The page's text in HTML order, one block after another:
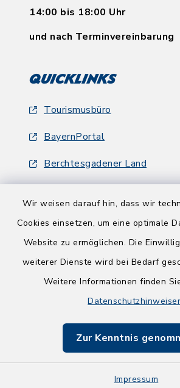
Wir weisen darauf hin, dass wir
Cookies einsetzen, um eine optimale
Website zu ermöglichen. Die
weiterer Dienste wird bei Bedarf
Weitere Informationen finden
Zur Kenntnis
Impressum
14:00 bis 18:00 Uhr
und nach Terminvereinbarung
Quicklinks
Tourismusbüro
BayernPortal
Berchtesgadener Land
Barrierefreiheit
Sitemap